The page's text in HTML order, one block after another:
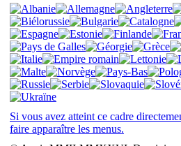
Si vous avez atteint ce cadre
faire apparaître les menus.